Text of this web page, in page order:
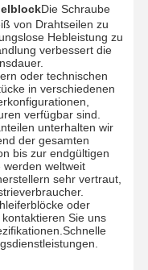
Die Schraube
von Drahtseilen zu
Hebleistung zu
verbessert die
oder technischen
in verschiedenen
verfügbar sind.
unterhalten wir
der gesamten
bis zur endgültigen
werden weltweit
sehr vertraut,
oder
Sie uns